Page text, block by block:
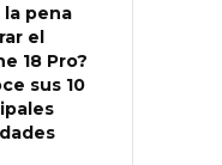
la pena
el
18 Pro?
sus 10